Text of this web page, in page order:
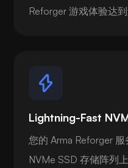
Reforger 游戏体验达到
Lightning-Fast
您的 Arma Reforger
NVMe SSD 存储阵列